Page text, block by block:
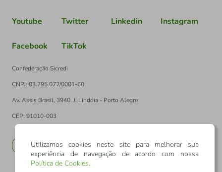
Youtube Twitter Linkedin Instagram
Facebook TikTok
Confederação Sicredi
CNPJ: 03.795.072/0001-60
Av. Assis Brasil, 3940, J. Lindóia - Porto Alegre
CEP: 91010-003
EN
Utilizamos cookies neste site para melhorar sua
experiência de navegação de acordo com nossa
Política de Cookies.